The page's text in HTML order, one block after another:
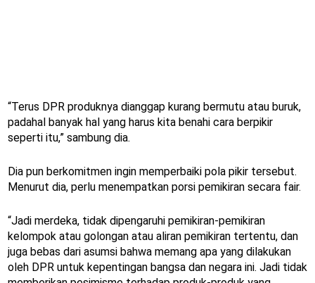
“Terus DPR produknya dianggap kurang bermutu atau buruk,
padahal banyak hal yang harus kita benahi cara berpikir
seperti itu,” sambung dia.
Dia pun berkomitmen ingin memperbaiki pola pikir tersebut.
Menurut dia, perlu menempatkan porsi pemikiran secara fair.
“Jadi merdeka, tidak dipengaruhi pemikiran-pemikiran
kelompok atau golongan atau aliran pemikiran tertentu, dan
juga bebas dari asumsi bahwa memang apa yang dilakukan
oleh DPR untuk kepentingan bangsa dan negara ini. Jadi tidak